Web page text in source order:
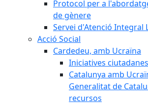
Protocol per a
de gènere
Servei d'Atenció Integral
Acció Social
Cardedeu, amb Ucraïna
Iniciatives ciutadanes
Catalunya amb
Generalitat de
recursos